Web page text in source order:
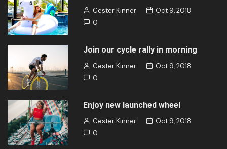
Cester Kinner
Oct 9, 2018
0
Join our cycle rally in morning
Cester Kinner
Oct 9, 2018
0
Enjoy new launched wheel
Cester Kinner
Oct 9, 2018
0